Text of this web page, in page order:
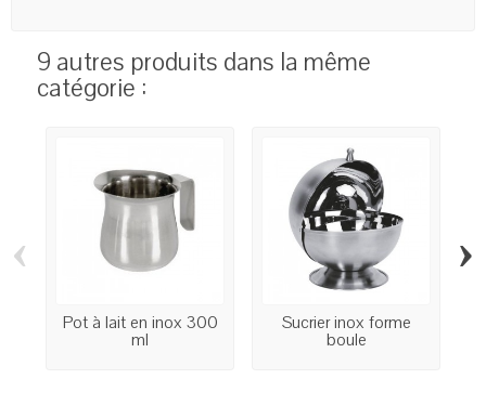
9 autres produits dans la même
catégorie :
Pot à lait en inox 300
ml
Sucrier inox forme
boule
‹ ›